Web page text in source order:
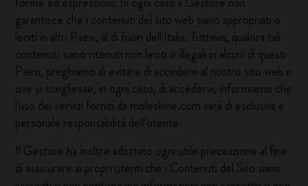
garantisce che i contenuti del sito web siano appropriati o
leciti in altri Paesi, al di fuori dell'Italia. Tuttavia, qualora tali
contenuti siano ritenuti non leciti o illegali in alcuni di questi
Paesi, preghiamo di evitare di accedere al nostro sito web e
ove si scegliesse, in ogni caso, di accedervi, informiamo che
l'uso dei servizi forniti da moleskine.com sarà di esclusiva e
personale responsabilità dell’utente.
Il Gestore ha inoltre adottato ogni utile precauzione al fine
di assicurare ai propri utenti che i Contenuti del Sito siano